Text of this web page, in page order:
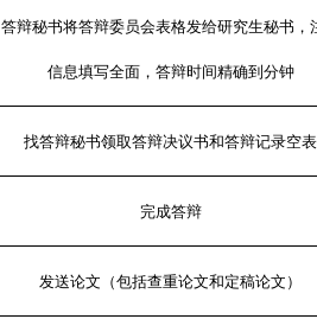
答辩秘书将答辩委员会表格发给研究生秘书，
信息填写全面，答辩时间精确到分钟
找答辩秘书领取答辩决议书和答辩记录空表
完成答辩
发送论文（包括查重论文和定稿论文）